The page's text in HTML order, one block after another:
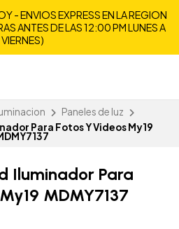
- ENVIOS EXPRESS EN LA REGION
ANTES DE LAS 12:00 PM LUNES A
VIERNES)
Paneles de luz
Para Fotos Y Videos My19
Iluminador Para
MDMY7137